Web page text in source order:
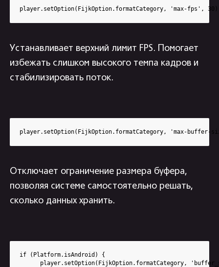
player.setOption(FijkOption.formatCategory, 'max-fps',
Устанавливает верхний лимит FPS. Помогает
избежать слишком высокого темпа кадров и
стабилизировать поток.
player.setOption(FijkOption.formatCategory, 'max-buffer-
Отключает ограничение размера буфера,
позволяя системе самостоятельно решать,
сколько данных хранить.
if (Platform.isAndroid) {
player.setOption(FijkOption.formatCategory,